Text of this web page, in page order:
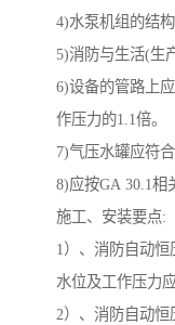
4)水泵机组的结
5)消防与生活(生
6)设备的管路上
作压力的1.1倍。
7)气压水罐应符
8)应按GA 30.1相
施工、安装要点:
1）、消防自动恒
水位及工作压力
2）、消防自动